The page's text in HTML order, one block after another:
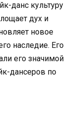
данс культуру
дух и
новое
наследие. Его
его значимой
дансеров по